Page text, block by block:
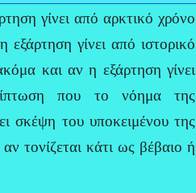
γίνει από αρκτικό χρόνο
γίνει από ιστορικό
και αν η εξάρτηση γίνει
που το νόημα της
σκέψη του υποκειμένου της
τονίζεται κάτι ως βέβαιο ή